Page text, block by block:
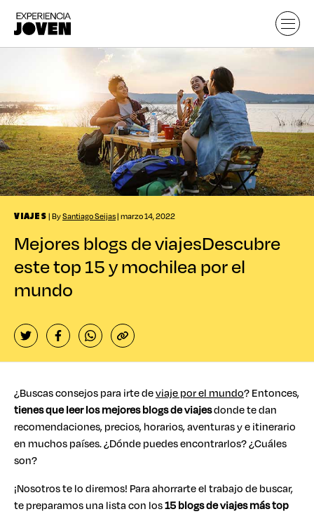
VIAJES | BySantiago Seijas| marzo 14, 2022
Mejores blogs de viajesDescubre
este top 15 y mochilea por el
mundo
¿Buscas consejos para irte deviaje por el mundo? Entonces,
tienes que leer los mejores blogs de viajesdonde te dan
recomendaciones, precios, horarios, aventuras y e itinerario
en muchos países. ¿Dónde puedes encontrarlos? ¿Cuáles
son?
¡Nosotros te lo diremos! Para ahorrarte el trabajo de buscar,
te preparamos una lista con los15 blogs de viajes más top